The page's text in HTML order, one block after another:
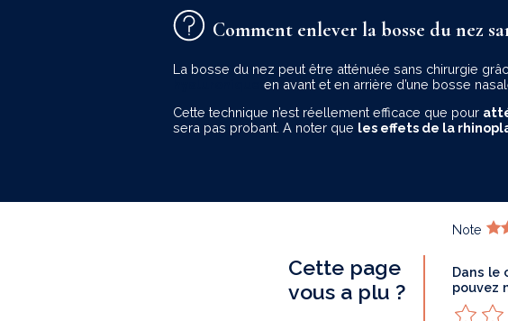
Comment enlever la bosse du nez
La bosse du nez peut être atténuée sans chirurgie
en avant et en arrière d’une bosse
Cette technique n’est réellement efficace que pour
sera pas probant. A noter que les effets de la
Note
Cette page
vous a plu ?
Dans le
pouvez